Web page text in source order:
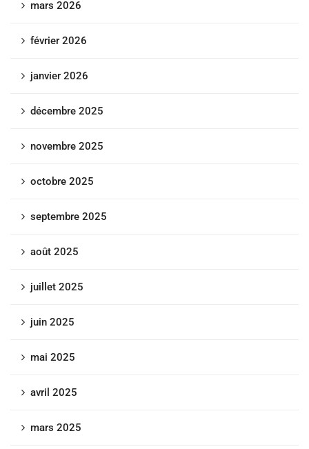
mars 2026
février 2026
janvier 2026
décembre 2025
novembre 2025
octobre 2025
septembre 2025
août 2025
juillet 2025
juin 2025
mai 2025
avril 2025
mars 2025